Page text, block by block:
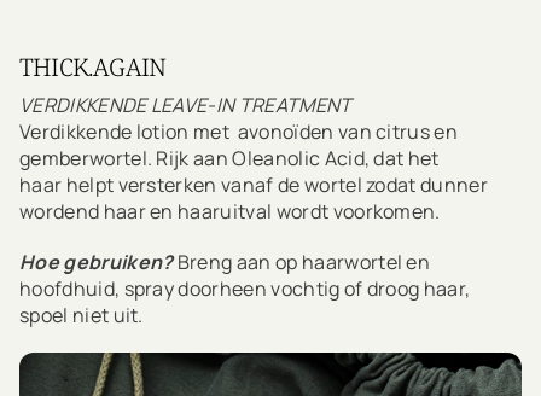
THICK.AGAIN
VERDIKKENDE LEAVE-IN TREATMENT
Verdikkende lotion met avonoïden van citrus en
gemberwortel. Rijk aan Oleanolic Acid, dat het
haar helpt versterken vanaf de wortel zodat dunner
wordend haar en haaruitval wordt voorkomen.
Hoe gebruiken?Breng aan op haarwortel en
hoofdhuid, spray doorheen vochtig of droog haar,
spoel niet uit.